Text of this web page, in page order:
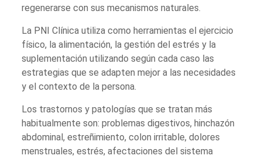
regenerarse con sus mecanismos naturales.
La PNI Clínica utiliza como herramientas el ejercicio
físico, la alimentación, la gestión del estrés y la
suplementación utilizando según cada caso las
estrategias que se adapten mejor a las necesidades
y el contexto de la persona.
Los trastornos y patologías que se tratan más
habitualmente son: problemas digestivos, hinchazón
abdominal, estreñimiento, colon irritable, dolores
menstruales, estrés, afectaciones del sistema